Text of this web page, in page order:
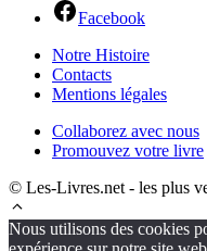
Facebook
Notre Histoire
Contacts
Mentions légales
Collaborez avec nous
Promouvez votre livre
© Les-Livres.net - les plus
Nous utilisons des cookies